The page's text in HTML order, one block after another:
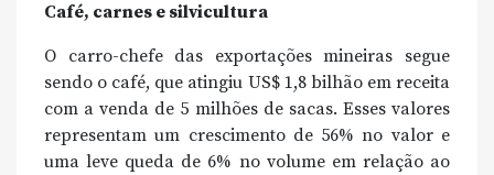
Café, carnes e silvicultura
O carro-chefe das exportações mineiras segue
sendo o café, que atingiu US$ 1,8 bilhão em receita
com a venda de 5 milhões de sacas. Esses valores
representam um crescimento de 56% no valor e
uma leve queda de 6% no volume em relação ao